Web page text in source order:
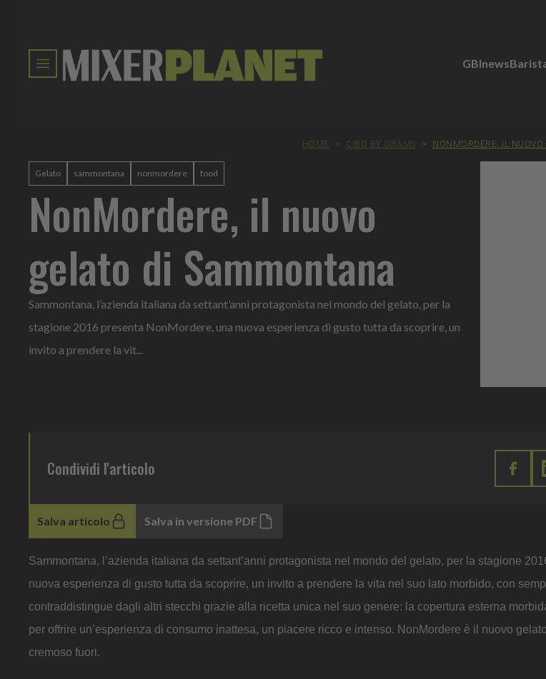
GBInews
HOME > CIBO BY GRAMS > NONMORDERE, IL
Gelato sammontana nonmordere food
NonMordere, il nuovo
gelato di Sammontana
Sammontana, l’azienda italiana da settant’anni protagonista nel mondo del gelato, per la
stagione 2016 presenta NonMordere, una nuova esperienza di gusto tutta da scoprire, un
invito a prendere la vit...
Condividi l'articolo
Salva articolo Salva in versione PDF
Sammontana, l’azienda italiana da settant’anni protagonista nel mondo del gelato, per la stagione
nuova esperienza di gusto tutta da scoprire, un invito a prendere la vita nel suo lato morbido, con
contraddistingue dagli altri stecchi grazie alla ricetta unica nel suo genere: la copertura esterna
per offrire un’esperienza di consumo inattesa, un piacere ricco e intenso. NonMordere è il nuovo
cremoso fuori.